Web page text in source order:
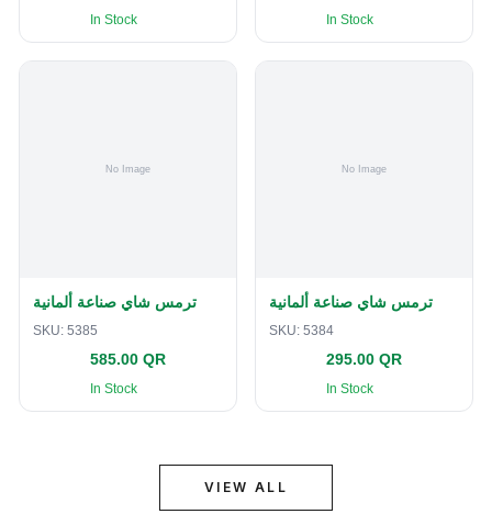
In Stock In Stock
ترمس شاي صناعة ألمانية
SKU: 5385
585.00 QR
In Stock
ترمس شاي صناعة ألمانية
SKU: 5384
295.00 QR
In Stock
VIEW ALL